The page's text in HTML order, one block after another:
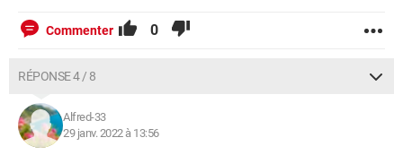
Commenter 0
RÉPONSE 4 / 8
Alfred-33
29 janv. 2022 à 13:56